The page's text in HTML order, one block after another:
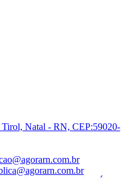
Tirol, Natal - RN, CEP:59020-